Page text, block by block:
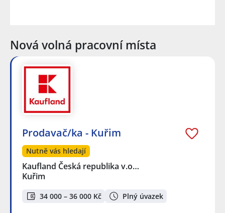
Nová volná pracovní místa
Prodavač/ka - Kuřim
Nutně vás hledají
Kaufland Česká republika v.o…
Kuřim
34 000 – 36 000 Kč Plný úvazek